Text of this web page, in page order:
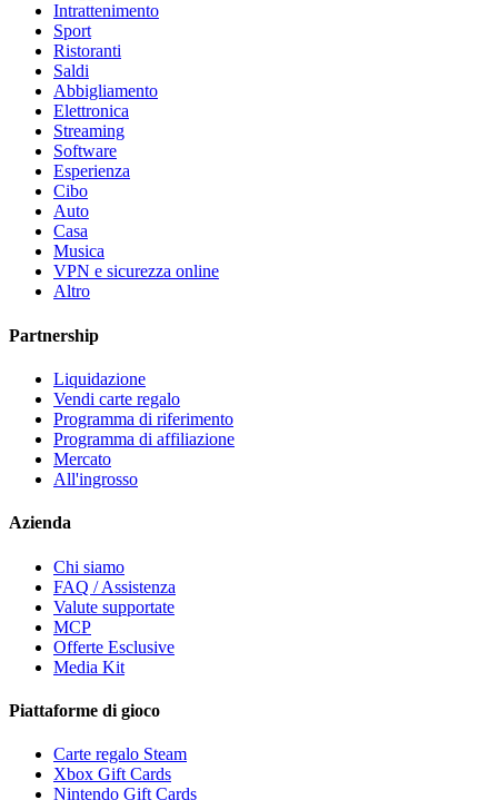
Intrattenimento
Sport
Ristoranti
Saldi
Abbigliamento
Elettronica
Streaming
Software
Esperienza
Cibo
Auto
Casa
Musica
VPN e sicurezza online
Altro
Partnership
Liquidazione
Vendi carte regalo
Programma di riferimento
Programma di affiliazione
Mercato
All'ingrosso
Azienda
Chi siamo
FAQ / Assistenza
Valute supportate
MCP
Offerte Esclusive
Media Kit
Piattaforme di gioco
Carte regalo Steam
Xbox Gift Cards
Nintendo Gift Cards